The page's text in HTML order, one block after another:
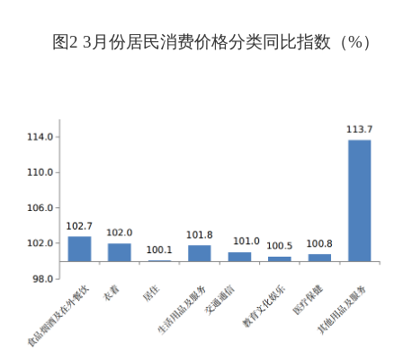
图2 3月份居民消费价格分类同比指数 （%）